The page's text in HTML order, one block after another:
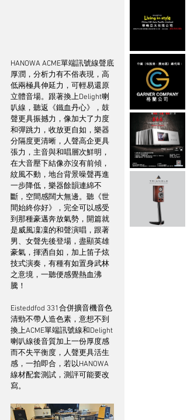
HANOWA ACME單端訊號線聲底
厚潤，分析力有不俗表現，高
低兩極具伸延力，可輕易還原
立體音場。跟著換上Delight喇
叭線，聽返《鐵血丹心》，鼓
聲更具振撼力，像加大了力度
和彈跳力，收放更自如，樂器
分隔度更清晰，人聲高企更具
張力，主音與和唱層次鮮明，
在大音壓下結像亦沒有前傾，
紋風不動，地台背景噪聲再進
一步降低，樂器餘韻連綿不
斷，空間感闊大無邊。聽《世
間始終你好》，完全可以感受
到那種豪邁奔放氣勢，開篇就
是威風凜凜的和聲演唱，跟著
男、女聲先後登場，盡顯英雄
豪氣，揮洒自如，加上笛子炫
技式演奏，有種有如置身武林
之意境，一聽便感覺熱血沸
騰！
Eisteddfod 331合併擴音機音色
清勁不帶人造色素，意想不到
換上ACME單端訊號線和Delight
喇叭線後音質加上一份厚度感
而不失平衡度，人聲更具活生
感，一拍即合，若以HANOWA
線材配套測試，測評可能要改
寫。